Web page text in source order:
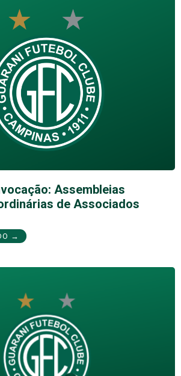
Assembleias
de Associados
→